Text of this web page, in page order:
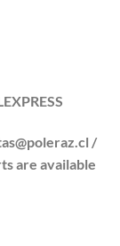
/
are available